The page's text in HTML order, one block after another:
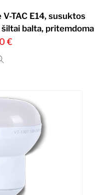
TAC E14, susuktos
balta, pritemdoma
€